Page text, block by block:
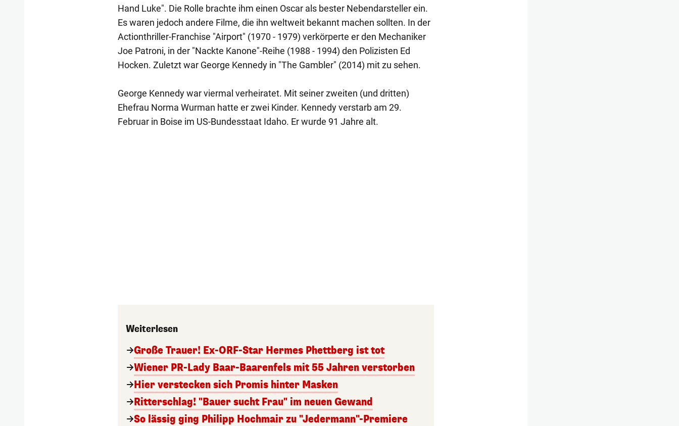
Hand Luke". Die Rolle brachte ihm einen Oscar als bester Nebendarsteller ein.
Es waren jedoch andere Filme, die ihn weltweit bekannt machen sollten. In der
Actionthriller-Franchise "Airport" (1970 - 1979) verkörperte er den Mechaniker
Joe Patroni, in der "Nackte Kanone"-Reihe (1988 - 1994) den Polizisten Ed
Hocken. Zuletzt war George Kennedy in "The Gambler" (2014) mit zu sehen.
George Kennedy war viermal verheiratet. Mit seiner zweiten (und dritten)
Ehefrau Norma Wurman hatte er zwei Kinder. Kennedy verstarb am 29.
Februar in Boise im US-Bundesstaat Idaho. Er wurde 91 Jahre alt.
Weiterlesen
Große Trauer! Ex-ORF-Star Hermes Phettberg ist tot
Wiener PR-Lady Baar-Baarenfels mit 55 Jahren verstorben
Hier verstecken sich Promis hinter Masken
Ritterschlag! "Bauer sucht Frau" im neuen Gewand
So lässig ging Philipp Hochmair zu "Jedermann"-Premiere